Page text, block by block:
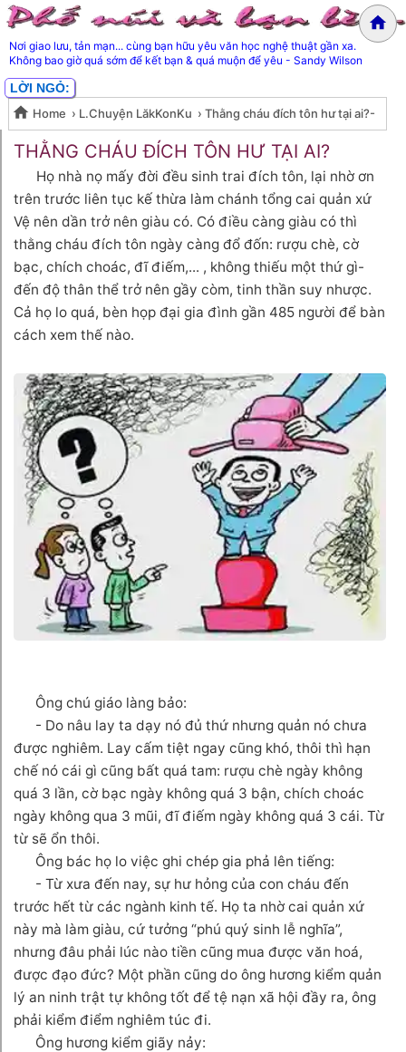
Nơi giao lưu, tản mạn... cùng bạn hữu yêu văn học nghệ thuật gần xa.
Không bao giờ quá sớm để kết bạn & quá muộn để yêu - Sandy Wilson
LỜI NGỎ:
Home › L.Chuyện LăkKonKu › Thằng cháu đích tôn hư tại ai?-
ST
Thằng cháu đích tôn hư tại ai?-
ST
THẰNG CHÁU ĐÍCH TÔN HƯ TẠI AI?
Họ nhà nọ mấy đời đều sinh trai đích tôn, lại nhờ ơn
trên trước liên tục kế thừa làm chánh tổng cai quản xứ
Vệ nên dần trở nên giàu có. Có điều càng giàu có thì
thằng cháu đích tôn ngày càng đổ đốn: rượu chè, cờ
bạc, chích choác, đĩ điếm,... , không thiếu một thứ gì-
đến độ thân thể trở nên gầy còm, tinh thần suy nhược.
Cả họ lo quá, bèn họp đại gia đình gần 485 người để bàn
cách xem thế nào.
Ông chú giáo làng bảo:
- Do nâu lay ta dạy nó đủ thứ nhưng quản nó chưa
được nghiêm. Lay cấm tiệt ngay cũng khó, thôi thì hạn
chế nó cái gì cũng bất quá tam: rượu chè ngày không
quá 3 lần, cờ bạc ngày không quá 3 bận, chích choác
ngày không qua 3 mũi, đĩ điếm ngày không quá 3 cái. Từ
từ sẽ ổn thôi.
Ông bác họ lo việc ghi chép gia phả lên tiếng:
- Từ xưa đến nay, sự hư hỏng của con cháu đến
trước hết từ các ngành kinh tế. Họ ta nhờ cai quản xứ
này mà làm giàu, cứ tưởng “phú quý sinh lễ nghĩa”,
nhưng đâu phải lúc nào tiền cũng mua được văn hoá,
được đạo đức? Một phần cũng do ông hương kiểm quản
lý an ninh trật tự không tốt để tệ nạn xã hội đầy ra, ông
phải kiểm điểm nghiêm túc đi.
Ông hương kiểm giãy nảy: